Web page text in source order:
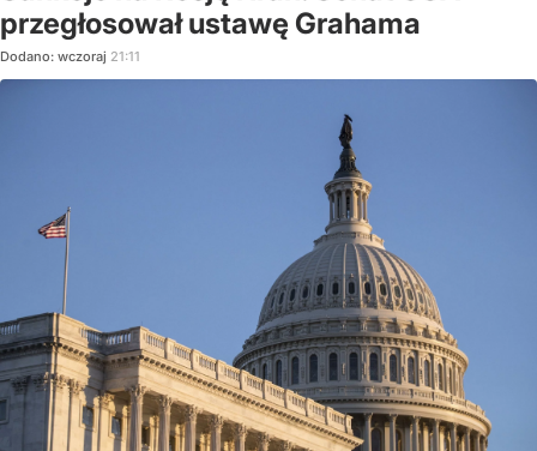
przegłosował ustawę Grahama
Dodano: wczoraj 21:11